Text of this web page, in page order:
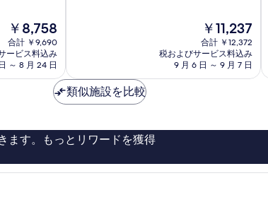
現
在
の
料
金
￥8,758
合計 ￥9,690
ービス料込み
～ 8 月 24 日
素
晴
ら
い、
口
ミ
現
在
の
料
金
￥11,237
合計 ￥12,372
税およびサービス料込み
9 月 6 日 ～ 9 月 7 日
類似施設を比較
ます。もっとリワードを獲得